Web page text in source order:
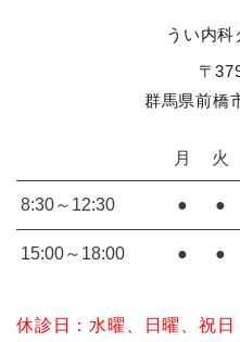
うい内科
〒
群馬県前橋
月 火
8:30～12:30 ● ●
15:00～18:00 ● ●
休診日：水曜、日曜、祝日